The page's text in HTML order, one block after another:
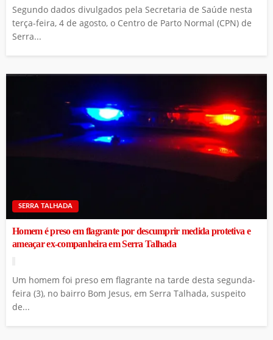
Segundo dados divulgados pela Secretaria de Saúde nesta
terça-feira, 4 de agosto, o Centro de Parto Normal (CPN) de
Serra...
SERRA TALHADA
Homem é preso em flagrante por descumprir medida protetiva e
ameaçar ex-companheira em Serra Talhada
Um homem foi preso em flagrante na tarde desta segunda-
feira (3), no bairro Bom Jesus, em Serra Talhada, suspeito
de...